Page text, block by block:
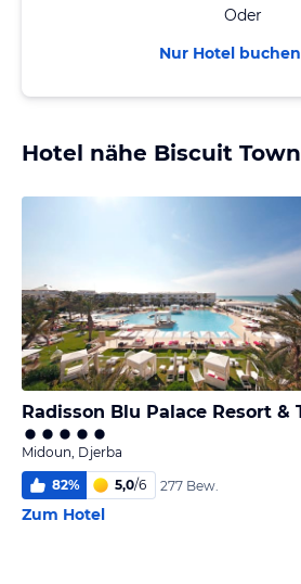
Oder
Nur Hotel buchen
Hotel nähe Biscuit Town
Midoun, Djerba
82% 5,0/6 277 Bew.
Zum Hotel